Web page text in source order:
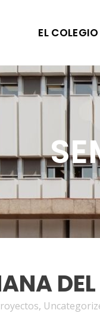
EL COLEGIO
,